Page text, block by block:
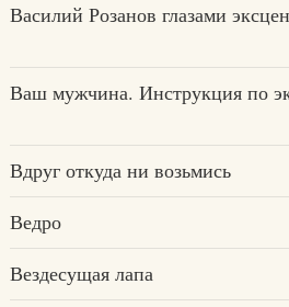
Василий Розанов глазами
Ваш мужчина. Инструкция по
Вдруг откуда ни возьмись
Ведро
Вездесущая лапа